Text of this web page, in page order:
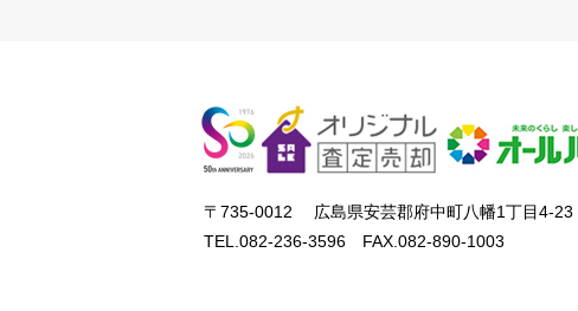
〒735-0012 広島県安芸郡府中町八幡1丁目4-23
TEL.082-236-3596 FAX.082-890-1003